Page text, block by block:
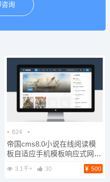
咨询
624
帝国cms8.0小说在线阅读模
板自适应手机模板响应式网站
3.1千+ 30 500